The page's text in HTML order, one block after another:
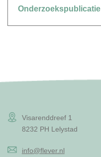
Onderzoekspublicatie
Visarenddreef 1
8232 PH Lelystad
info@flever.nl